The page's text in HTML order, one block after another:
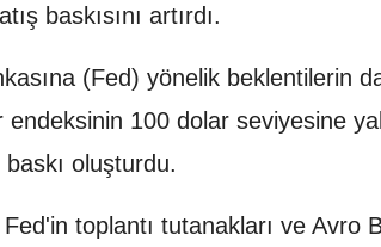
baskısını artırdı.
(Fed) yönelik beklentilerin
endeksinin 100 dolar seviyesine
oluşturdu.
toplantı tutanakları ve Avro